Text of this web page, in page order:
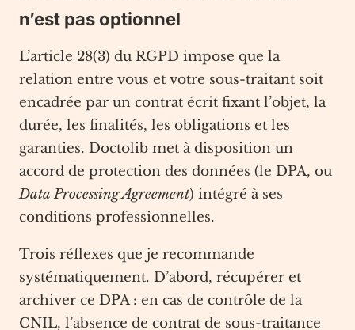
n’est pas optionnel
L’article 28(3) du RGPD impose que la
relation entre vous et votre sous-traitant soit
encadrée par un contrat écrit fixant l’objet, la
durée, les finalités, les obligations et les
garanties. Doctolib met à disposition un
accord de protection des données (le DPA, ou
Data Processing Agreement) intégré à ses
conditions professionnelles.
Trois réflexes que je recommande
systématiquement. D’abord, récupérer et
archiver ce DPA : en cas de contrôle de la
CNIL, l’absence de contrat de sous-traitance